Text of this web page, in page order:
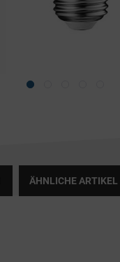
ÄHNLICHE ARTIKEL